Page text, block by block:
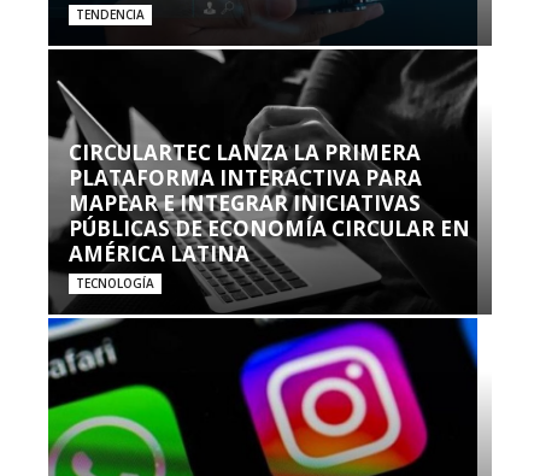
TENDENCIA
CIRCULARTEC LANZA LA PRIMERA
PLATAFORMA INTERACTIVA PARA
MAPEAR E INTEGRAR INICIATIVAS
PÚBLICAS DE ECONOMÍA CIRCULAR EN
AMÉRICA LATINA
TECNOLOGÍA